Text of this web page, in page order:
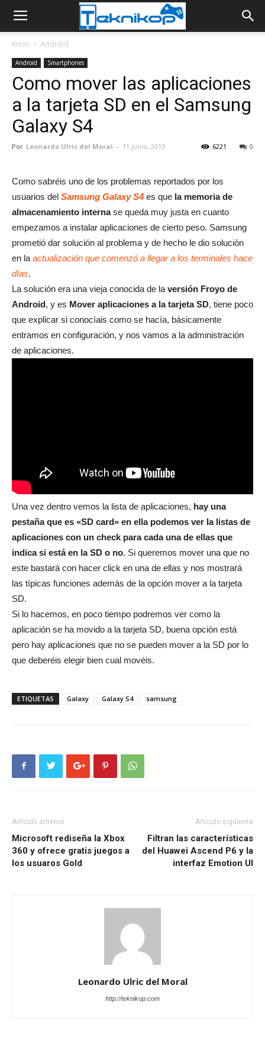
Inicio Android
Android Smartphones
Como mover las aplicaciones
a la tarjeta SD en el Samsung
Galaxy S4
Por Leonardo Ulric del Moral - 11 junio, 2013 0
6221
Como sabréis uno de los problemas reportados por los
usuarios del Samsung Galaxy S4 es que la memoria de
almacenamiento internase queda muy justa en cuanto
empezamos a instalar aplicaciones de cierto peso. Samsung
prometió dar solución al problema y de hecho le dio solución
en la actualización que comenzó a llegar a los terminales hace
días.
La solución era una vieja conocida de la versión Froyo de
Android, y es Mover aplicaciones a la tarjeta SD, tiene poco
que explicar si conocíais como se hacía, básicamente
entramos en configuración, y nos vamos a la administración
de aplicaciones.
Una vez dentro vemos la lista de aplicaciones, hay una
pestaña que es «SD card» en ella podemos ver la listas de
aplicaciones con un check para cada una de ellas que
indica si está en la SD o no. Si queremos mover una que no
este bastará con hacer click en una de ellas y nos mostrará
las típicas funciones además de la opción mover a la tarjeta
SD.
Si lo hacemos, en poco tiempo podremos ver como la
aplicación se ha movido a la tarjeta SD, buena opción está
pero hay aplicaciones que no se pueden mover a la SD por lo
que deberéis elegir bien cual movéis.
ETIQUETAS Galaxy Galaxy S4 samsung
Artículo anterior
Microsoft rediseña la Xbox
360 y ofrece gratis juegos a
los usuaros Gold
Artículo siguiente
Filtran las características
del Huawei Ascend P6 y la
interfaz Emotion UI
Leonardo Ulric del Moral
http://teknikop.com